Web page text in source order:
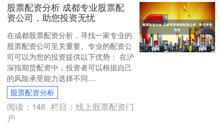
股票配资分析 成都专业股票配
资公司，助您投资无忧
在成都股票配资分析，寻找一家专业的
股票配资公司至关重要。专业的配资公
司可以为您的投资提供以下优势： 在沪
深指期货配资中，投资者可以根据自己
的风险承受能力选择不同....
股票配资分析
阅读： 148 栏目：线上股票配资门
户